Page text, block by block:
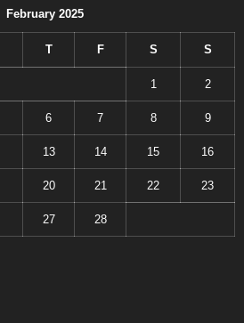
February 2025
T F S S
1 2
6 7 8 9
13 14 15 16
20 21 22 23
27
28